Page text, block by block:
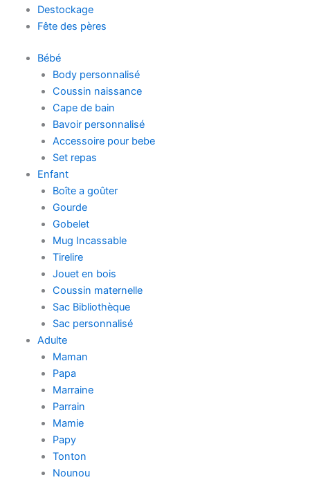
Destockage
Fête des pères
Bébé
Body personnalisé
Coussin naissance
Cape de bain
Bavoir personnalisé
Accessoire pour bebe
Set repas
Enfant
Boîte a goûter
Gourde
Gobelet
Mug Incassable
Tirelire
Jouet en bois
Coussin maternelle
Sac Bibliothèque
Sac personnalisé
Adulte
Maman
Papa
Marraine
Parrain
Mamie
Papy
Tonton
Nounou